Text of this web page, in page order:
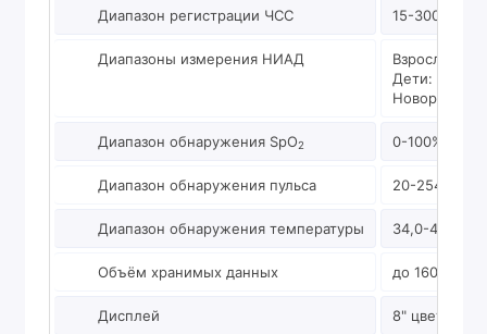
Диапазон регистрации ЧСС 15-300 уд/
Диапазоны измерения НИАД
Взрослые:
Дети: 40-
Диапазон обнаружения SpO2 0-100%
Диапазон обнаружения пульса 20-254
Диапазон обнаружения температуры 34,0-42,2 °C
Объём хранимых данных до 160
Дисплей 8" цветной